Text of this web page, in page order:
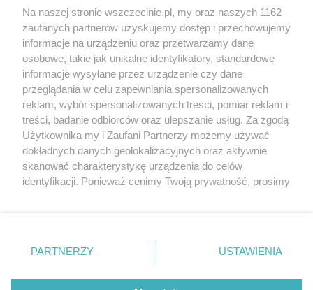
Wernisaże
Więcej
Specjalny koncert z okazji
20. urodzin portalu
wSzczecinie.pl
Regulamin konkursów
śniadaniówka "Hej
Szczecin! Jest piątek!"
Partnerzy
Praca Szczecin
© 2026 wSzczecinie.pl
Na naszej stronie wszczecinie.pl, my oraz naszych 1162
zaufanych partnerów uzyskujemy dostęp i przechowujemy
informacje na urządzeniu oraz przetwarzamy dane
osobowe, takie jak unikalne identyfikatory, standardowe
informacje wysyłane przez urządzenie czy dane
przeglądania w celu zapewniania spersonalizowanych
reklam, wybór spersonalizowanych treści, pomiar reklam i
treści, badanie odbiorców oraz ulepszanie usług. Za zgodą
Użytkownika my i Zaufani Partnerzy możemy używać
dokładnych danych geolokalizacyjnych oraz aktywnie
skanować charakterystykę urządzenia do celów
identyfikacji. Ponieważ cenimy Twoją prywatność, prosimy
prywatności znajdujący się w lewym dolnym rogu strony
. Niektóre rodzaje przetwarzania danych nie wymagają
PARTNERZY USTAWIENIA